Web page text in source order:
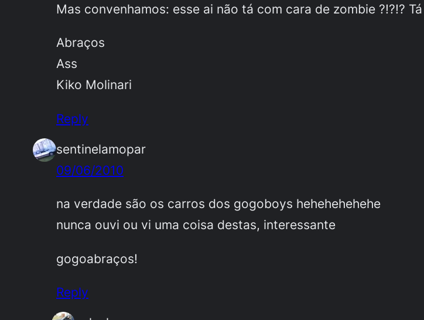
Mas convenhamos: esse ai não tá com cara de zombie ?!?!?
Abraços
Ass
Kiko Molinari
Reply
sentinelamopar
09/06/2010
na verdade são os carros dos gogoboys hehehehehehe
nunca ouvi ou vi uma coisa destas, interessante
gogoabraços!
Reply